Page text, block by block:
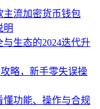
主流加密货币钱包
明
生态的2024迭代升
略，新手零失误操
懂功能、操作与合规